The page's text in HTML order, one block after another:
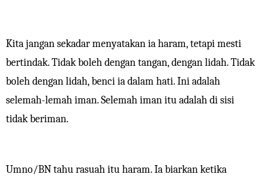
Kita jangan sekadar menyatakan ia haram, tetapi mesti
bertindak. Tidak boleh dengan tangan, dengan lidah. Tidak
boleh dengan lidah, benci ia dalam hati. Ini adalah
selemah-lemah iman. Selemah iman itu adalah di sisi
tidak beriman.
Umno/BN tahu rasuah itu haram. Ia biarkan ketika